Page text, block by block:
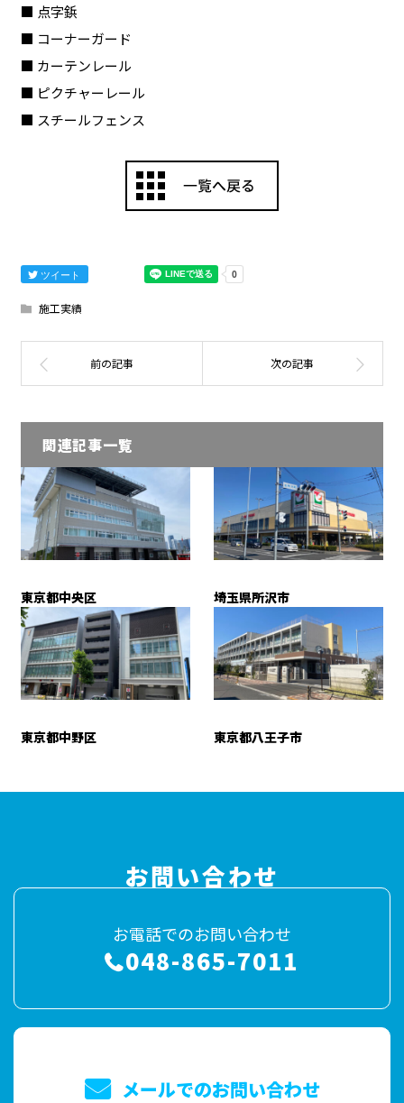
■ 点字鋲
■ コーナーガード
■ カーテンレール
■ ピクチャーレール
■ スチールフェンス
ツイート
施工実績
関連記事一覧
東京都中央区 埼玉県所沢市
東京都中野区 東京都八王子市
お問い合わせ
お電話でのお問い合わせ
048-865-7011
メールでのお問い合わせ